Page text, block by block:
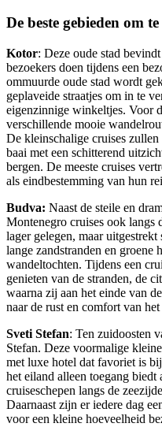
De beste gebieden om
Kotor: Deze oude stad
bezoekers doen tijdens een
ommuurde oude stad wordt
geplaveide straatjes om in te
eigenzinnige winkeltjes. Voor
verschillende mooie
De kleinschalige cruises
baai met een schitterend
bergen. De meeste cruises
als eindbestemming van hun
Budva: Naast de steile en
Montenegro cruises ook langs
lager gelegen, maar
lange zandstranden en groene
wandeltochten. Tijdens een
genieten van de stranden, de
waarna zij aan het einde van
naar de rust en comfort van het
Sveti Stefan: Ten zuidoosten
Stefan. Deze voormalige
met luxe hotel dat favoriet is
het eiland alleen toegang biedt
cruiseschepen langs de
Daarnaast zijn er iedere dag
voor een kleine hoeveelheid